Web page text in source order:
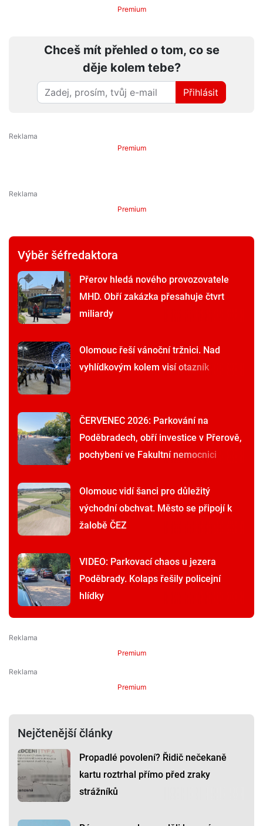
Premium
Chceš mít přehled o tom, co se
děje kolem tebe?
Přihlásit
Premium
Premium
Výběr šéfredaktora
Přerov hledá nového provozovatele
MHD. Obří zakázka přesahuje čtvrt
miliardy
Olomouc řeší vánoční tržnici. Nad
vyhlídkovým kolem visí otazník
ČERVENEC 2026: Parkování na
Poděbradech, obří investice v Přerově,
pochybení ve Fakultní nemocnici
Olomouc vidí šanci pro důležitý
východní obchvat. Město se připojí k
žalobě ČEZ
VIDEO: Parkovací chaos u jezera
Poděbrady. Kolaps řešily policejní
hlídky
Premium
Premium
Nejčtenější články
Propadlé povolení? Řidič nečekaně
kartu roztrhal přímo před zraky
strážníků